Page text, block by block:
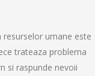
resurselor umane este
trateaza problema
si raspunde nevoii